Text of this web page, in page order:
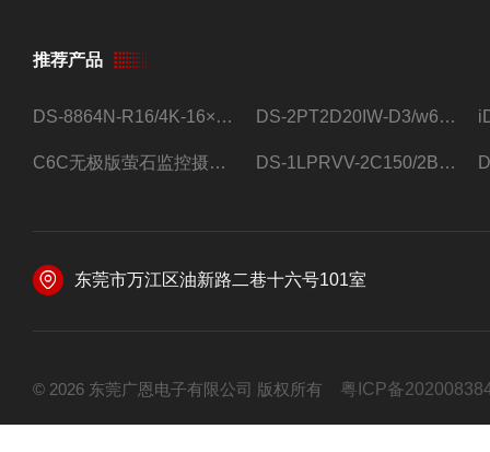
推荐产品
DS-8864N-R16/4K-16×4T/希捷16盘位录像机 DS-2PT2D20IW-D3/w64路高清硬盘录像机
C6C无极版萤石监控摄像头 DS-1LPRVV-2C150/2B监控室外夜视高清电源线护套线200米/卷
东莞市万江区油新路二巷十六号101室
© 2026 东莞广恩电子有限公司 版权所有 粤ICP备